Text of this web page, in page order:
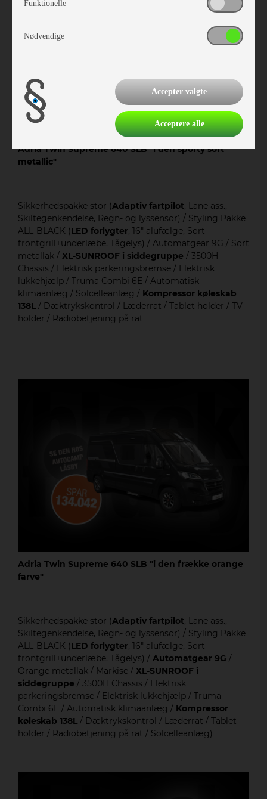
Adria Twin Supreme 640 SLB "i den sporty sort
metallic"
Sikkerhedspakke stor (Adaptiv fartpilot, Lane ass.,
Skiltegenkendelse, Regn- og lyssensor) / Styling Pakke
ALL-BLACK (LED forlygter, 16" alufælge, Sort
frontgrill+underlæbe, Tågelys) / Automatgear 9G / Sort
metallak / XL-SUNROOF i siddegruppe / 3500H
Chassis / Elektrisk parkeringsbremse / Elektrisk
lukkehjælp / Truma Combi 6E / Automatisk
klimaanlæg / Solcelleanlæg / Kompressor køleskab
138L / Dæktrykskontrol / Læderrat / Tablet holder / TV
holder / Radiobetjening på rat
Adria Twin Supreme 640 SLB "i den frække orange
farve"
Sikkerhedspakke stor (Adaptiv fartpilot, Lane ass.,
Skiltegenkendelse, Regn- og lyssensor) / Styling Pakke
ALL-BLACK (LED forlygter, 16" alufælge, Sort
frontgrill+underlæbe, Tågelys) / Automatgear 9G /
Orange metallak / Markise / XL-SUNROOF i
siddegruppe / 3500H Chassis / Elektrisk
parkeringsbremse / Elektrisk lukkehjælp / Truma
Combi 6E / Automatisk klimaanlæg / Kompressor
køleskab 138L / Dæktrykskontrol / Læderrat / Tablet
holder / Radiobetjening på rat / Solcelleanlæg)
Funktionelle
Nødvendige
Accepter valgte
Acceptere alle